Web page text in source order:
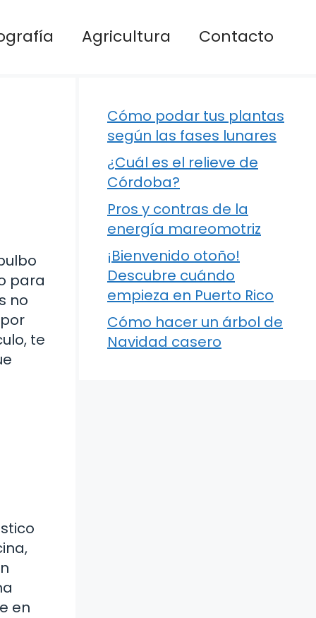
Agricultura Contacto
para
no
te
en
Cómo podar tus plantas
según las fases lunares
¿Cuál es el relieve de
Córdoba?
Pros y contras de la
energía mareomotriz
¡Bienvenido otoño!
Descubre cuándo
empieza en Puerto Rico
Cómo hacer un árbol de
Navidad casero